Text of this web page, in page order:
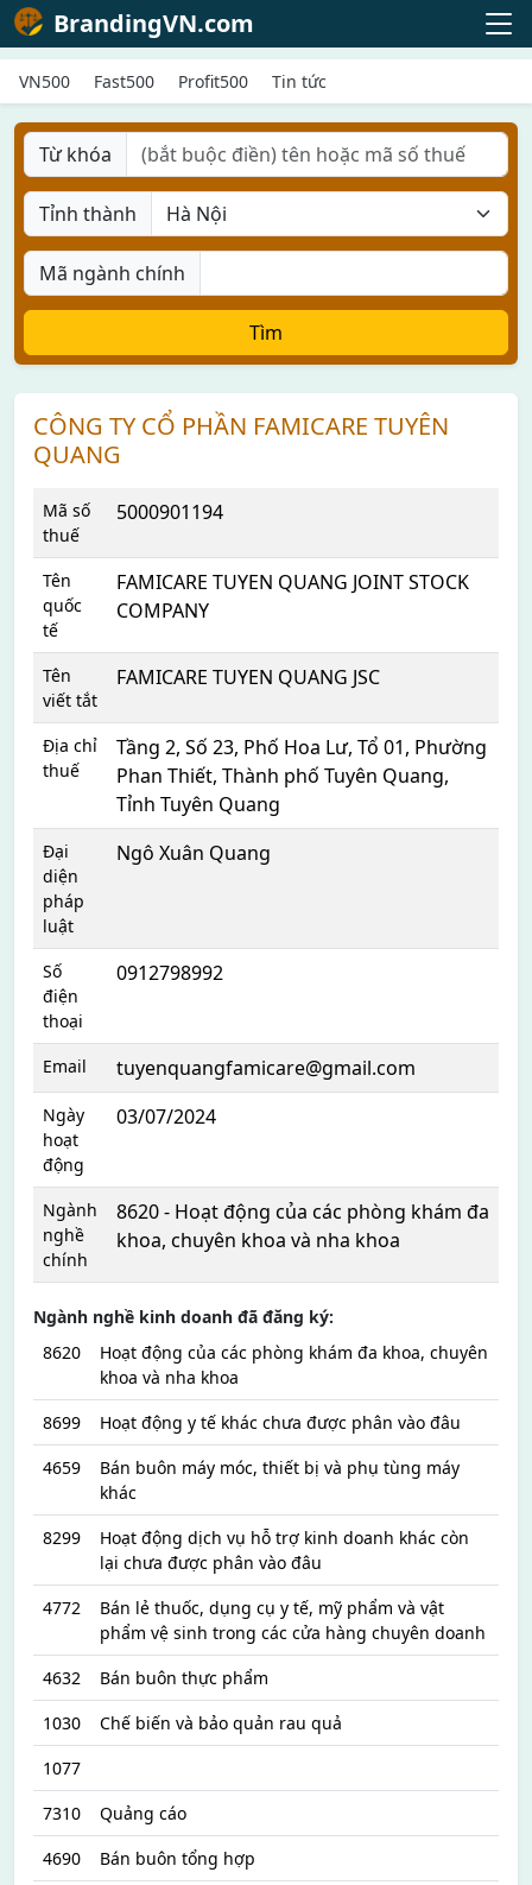
BrandingVN.com
VN500 Fast500 Profit500 Tin tức
Từ khóa
Tỉnh thành
Mã ngành chính
Tìm
CÔNG TY CỔ PHẦN FAMICARE TUYÊN
QUANG
Mã số
thuế
5000901194
Tên
quốc
tế
FAMICARE TUYEN QUANG JOINT STOCK
COMPANY
Tên
viết tắt
FAMICARE TUYEN QUANG JSC
Địa chỉ
thuế
Tầng 2, Số 23, Phố Hoa Lư, Tổ 01, Phường
Phan Thiết, Thành phố Tuyên Quang,
Tỉnh Tuyên Quang
Đại
diện
pháp
luật
Ngô Xuân Quang
Số
điện
thoại
0912798992
Email tuyenquangfamicare@gmail.com
Ngày
hoạt
động
03/07/2024
Ngành
nghề
chính
8620 - Hoạt động của các phòng khám đa
khoa, chuyên khoa và nha khoa
Ngành nghề kinh doanh đã đăng ký:
8620
Hoạt động của các phòng khám đa khoa, chuyên
khoa và nha khoa
8699
Hoạt động y tế khác chưa được phân vào đâu
4659
Bán buôn máy móc, thiết bị và phụ tùng máy
khác
8299
Hoạt động dịch vụ hỗ trợ kinh doanh khác còn
lại chưa được phân vào đâu
4772
Bán lẻ thuốc, dụng cụ y tế, mỹ phẩm và vật
phẩm vệ sinh trong các cửa hàng chuyên doanh
4632
Bán buôn thực phẩm
1030
Chế biến và bảo quản rau quả
1077
7310
Quảng cáo
4690
Bán buôn tổng hợp